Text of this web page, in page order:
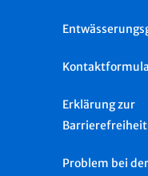
Erklärung zur
Barrierefreiheit
Problem bei der